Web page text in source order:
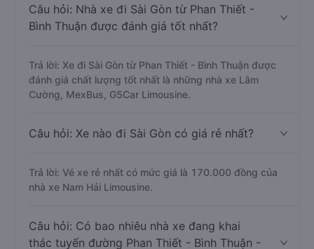
Câu hỏi: Nhà xe đi Sài Gòn từ Phan Thiết -
Bình Thuận được đánh giá tốt nhất?
Trả lời: Xe đi Sài Gòn từ Phan Thiết - Bình Thuận được
đánh giá chất lượng tốt nhất là những nhà xe Lâm
Cường, MexBus, G5Car Limousine.
Câu hỏi: Xe nào đi Sài Gòn có giá rẻ nhất?
Trả lời: Vé xe rẻ nhất có mức giá là 170.000 đồng của
nhà xe Nam Hải Limousine.
Câu hỏi: Có bao nhiêu nhà xe đang khai
thác tuyến đường Phan Thiết - Bình Thuận -